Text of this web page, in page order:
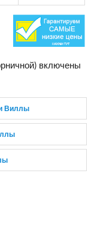
включены
Виллы